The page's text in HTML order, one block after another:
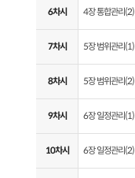
6차시 4장 통합관리(2)
7차시 5장 범위관리(1)
8차시 5장 범위관리(2)
9차시 6장 일정관리(1)
10차시 6장 일정관리(2)